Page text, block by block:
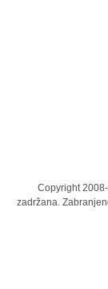
Copyright
zadržana.